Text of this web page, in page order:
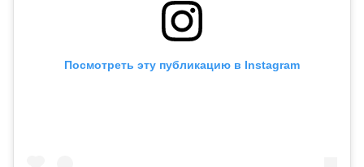
Посмотреть эту публикацию в Instagram